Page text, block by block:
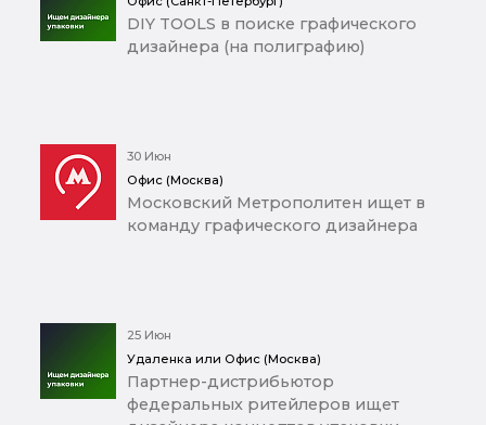
DIY TOOLS в поиске графического
дизайнера (на полиграфию)
30 Июн
Офис (Москва)
Московский Метрополитен ищет в
команду графического дизайнера
25 Июн
Удаленка или Офис (Москва)
Партнер-дистрибьютор
федеральных ритейлеров ищет